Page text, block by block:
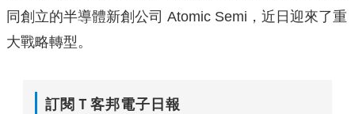
同創立的半導體新創公司 Atomic Semi，近日迎來了重
大戰略轉型。
訂閱Ｔ客邦電子日報